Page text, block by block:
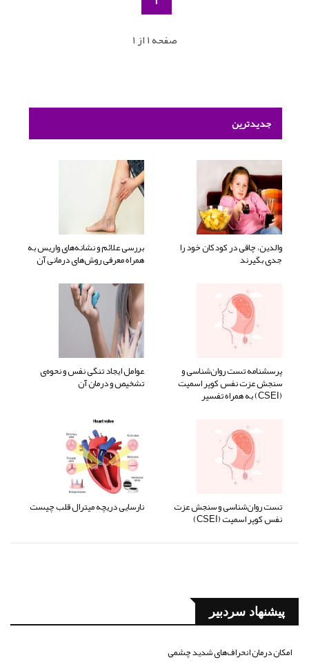
صفحه 1 از 1
جدیدترین
والدین، چاقی در کودکان خود را
جدی بگیرند
بررسی علائم و نشانه‌های واریس به
همراه معرفی روش‌های درمانی آن
پرسشنامه تست روان‌شناسی و
سنجش عزت نفس کوپر اسمیت
(CSEI) به همراه تفسیر
عوامل ایجاد تنگی نفس و نحوه‌ی
تشخیص و درمان آن
تست روان‌شناسی و سنجش عزت
نفس کوپر اسمیت (CSEI)
نارسایی دریچه میترال قلب چیست
پیشنهاد سردبیر
امکان درمان انحراف‌های شدید چشمی